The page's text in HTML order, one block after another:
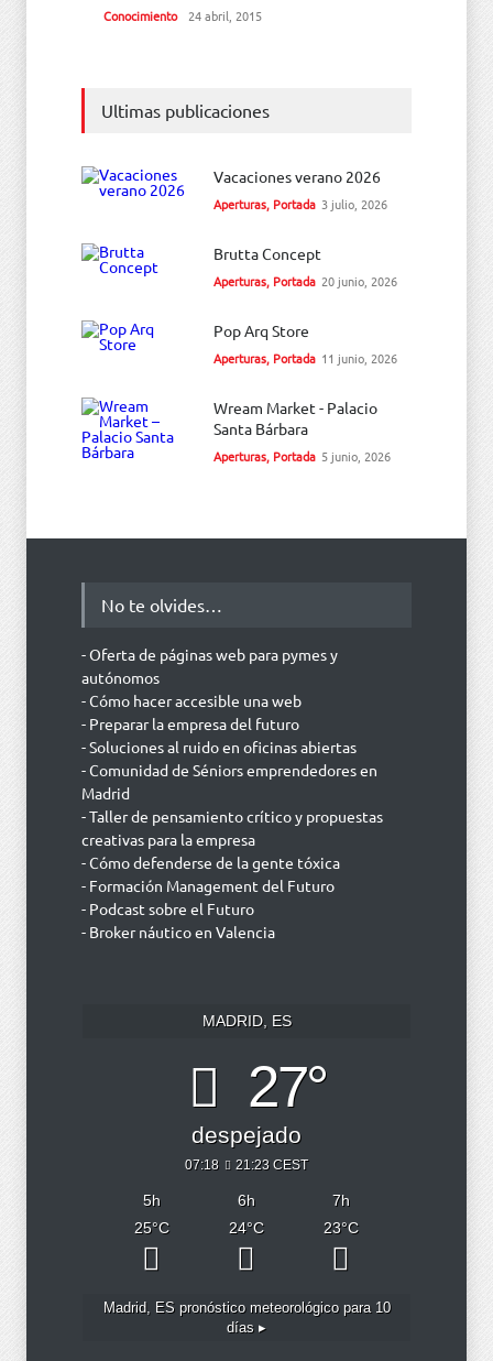
Conocimiento 24 abril, 2015
Ultimas publicaciones
Vacaciones verano 2026
Aperturas, Portada 3 julio, 2026
Brutta Concept
Aperturas, Portada 20 junio, 2026
Pop Arq Store
Aperturas, Portada 11 junio, 2026
Wream Market - Palacio
Santa Bárbara
Aperturas, Portada 5 junio, 2026
No te olvides…
- Oferta de páginas web para pymes y
autónomos
- Cómo hacer accesible una web
- Preparar la empresa del futuro
- Soluciones al ruido en oficinas abiertas
- Comunidad de Séniors emprendedores en
Madrid
- Taller de pensamiento crítico y propuestas
creativas para la empresa
- Cómo defenderse de la gente tóxica
- Formación Management del Futuro
- Podcast sobre el Futuro
- Broker náutico en Valencia
MADRID, ES
27°
despejado
07:18 21:23 CEST
5h 6h 7h
25°C 24°C 23°C
Madrid, ESpronóstico meteorológico para 10
días ▸